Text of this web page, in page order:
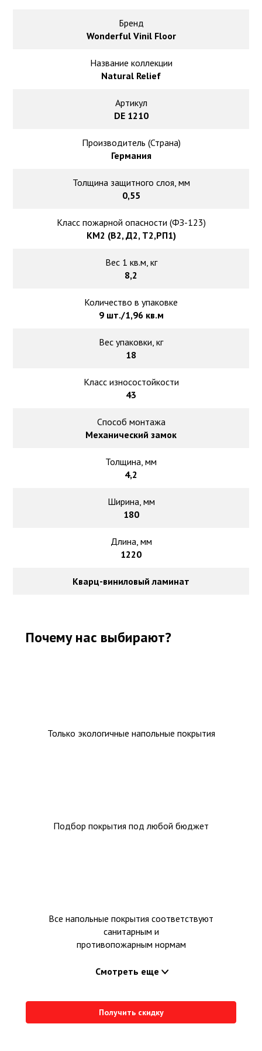
Ковролин оптом
Ковролин под теплый пол
Бренд
Wonderful Vinil Floor
Название коллекции
Natural Relief
Артикул
DE 1210
Производитель (Страна)
Германия
Толщина защитного слоя, мм
0,55
Класс пожарной опасности (ФЗ-123)
КМ2 (В2, Д2, Т2,РП1)
Вес 1 кв.м, кг
8,2
Количество в упаковке
9 шт./1,96 кв.м
Вес упаковки, кг
18
Класс износостойкости
43
Способ монтажа
Механический замок
Толщина, мм
4,2
Ширина, мм
180
Длина, мм
1220
Кварц-виниловый ламинат
Почему нас выбирают?
Только экологичные напольные покрытия
Подбор покрытия под любой бюджет
Все напольные покрытия соответствуют
санитарным и
противопожарным нормам
Смотреть еще
Получить скидку